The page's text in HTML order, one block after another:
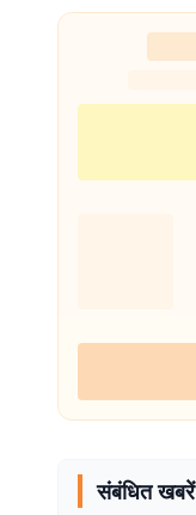
संबंधित खबरें